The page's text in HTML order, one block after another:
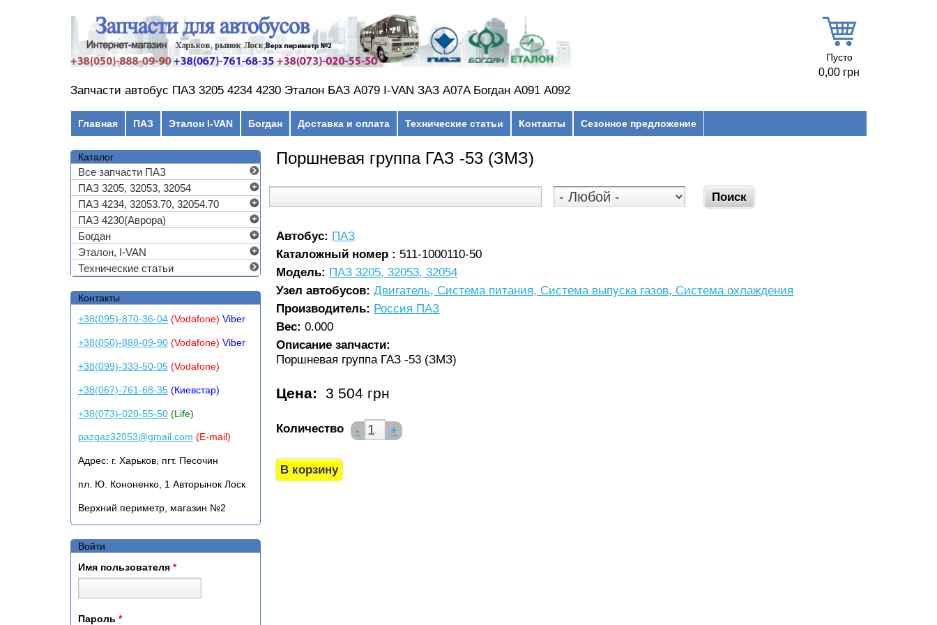
Пусто
0,00 грн
Запчасти автобус ПАЗ 3205 4234 4230 Эталон БАЗ А079 I-VAN ЗАЗ A07A Богдан А091 А092
Главная ПАЗ Эталон I-VAN Богдан Доставка и оплата Технические статьи Контакты Сезонное предложение
Поршневая группа ГАЗ -53 (ЗМЗ)
Автобус: ПАЗ
Каталожный номер : 511-1000110-50
Модель: ПАЗ 3205, 32053, 32054
Узел автобусов:Двигатель, Система питания, Система выпуска газов, Система охлаждения
Производитель: Россия ПАЗ
Вес:0.000
Описание запчасти:
Поршневая группа ГАЗ -53 (ЗМЗ)
Цена: 3 504 грн
Количество - +
Каталог
Все запчасти ПАЗ
ПАЗ 3205, 32053, 32054
ПАЗ 4234, 32053.70, 32054.70
ПАЗ 4230(Аврора)
Богдан
Эталон, I-VAN
Технические статьи
Контакты
+38(095)-870-36-04(Vodafone) Viber
+38(050)-888-09-90(Vodafone) Viber
+38(099)-333-50-05(Vodafone)
+38(067)-761-68-35(Киевстар)
+38(073)-020-55-50(Life)
pazgaz32053@gmail.com (E-mail)
Адрес: г. Харьков, пгт. Песочин
пл. Ю. Кононенко, 1 Авторынок Лоск
Верхний периметр, магазин №2
Войти
Имя пользователя *
Пароль *